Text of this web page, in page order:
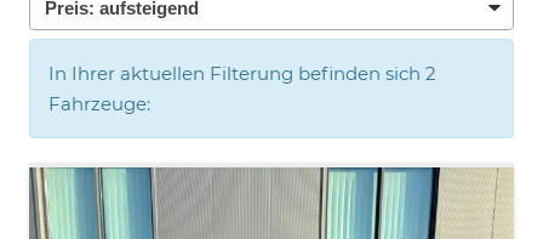
In Ihrer aktuellen Filterung befinden sich 2
Fahrzeuge: